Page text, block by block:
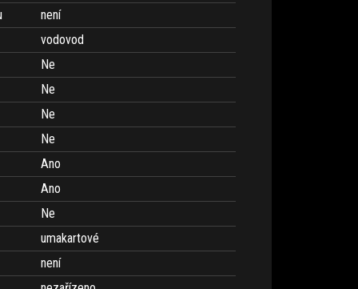
není
vodovod
Ne
Ne
Ne
Ne
Ano
Ano
Ne
umakartové
není